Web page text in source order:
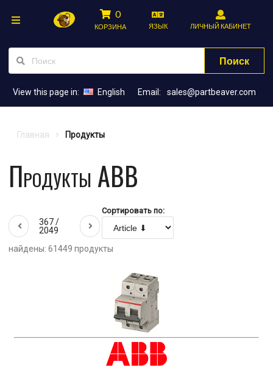
0
КОРЗИНА ЯЗЫК ЛИЧНЫЙ КАБИНЕТ
Поиск
View this page in: English Email: sales@partbeaver.com
Главная Продукты
Продукты ABB
367 /
2049
Сортировать по:
найдены: 61449 продукты